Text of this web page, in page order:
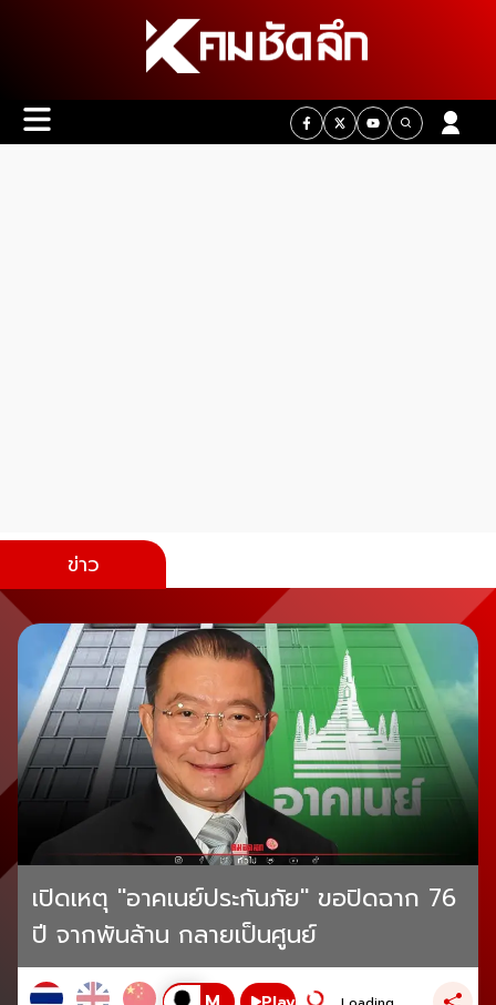
ข่าว
เปิดเหตุ "อาคเนย์ประกันภัย" ขอปิดฉาก 76
ปี จากพันล้าน กลายเป็นศูนย์